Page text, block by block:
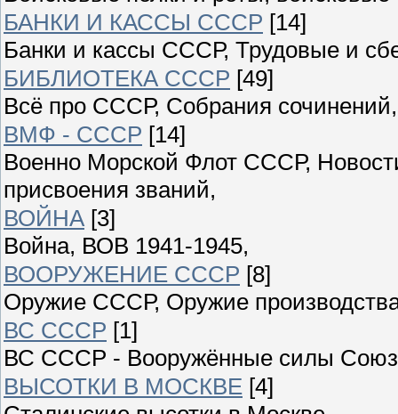
БАНКИ И КАССЫ СССР [14]
Банки и кассы СССР, Трудовые и
БИБЛИОТЕКА СССР [49]
Всё про СССР, Собрания
ВМФ - СССР [14]
Военно Морской Флот СССР,
присвоения званий,
ВОЙНА [3]
Война, ВОВ 1941-1945,
ВООРУЖЕНИЕ СССР [8]
Оружие СССР, Оружие
ВС СССР [1]
ВС СССР - Вооружённые силы
ВЫСОТКИ В МОСКВЕ [4]